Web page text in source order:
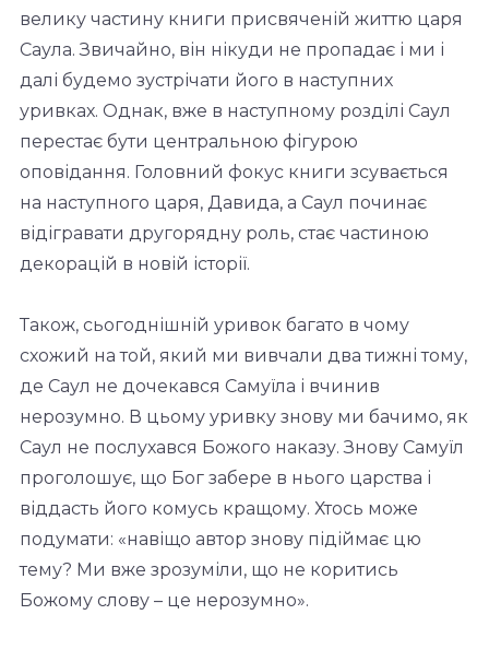
велику частину книги присвяченій життю царя
Саула. Звичайно, він нікуди не пропадає і ми і
далі будемо зустрічати його в наступних
уривках. Однак, вже в наступному розділі Саул
перестає бути центральною фігурою
оповідання. Головний фокус книги зсувається
на наступного царя, Давида, а Саул починає
відігравати другорядну роль, стає частиною
декорацій в новій історії.
Також, сьогоднішній уривок багато в чому
схожий на той, який ми вивчали два тижні тому,
де Саул не дочекався Самуїла і вчинив
нерозумно. В цьому уривку знову ми бачимо, як
Саул не послухався Божого наказу. Знову Самуїл
проголошує, що Бог забере в нього царства і
віддасть його комусь кращому. Хтось може
подумати: «навіщо автор знову підіймає цю
тему? Ми вже зрозуміли, що не коритись
Божому слову – це нерозумно».